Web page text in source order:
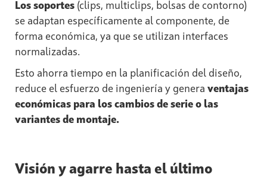
Los soportes (clips, multiclips, bolsas de contorno)
se adaptan específicamente al componente, de
forma económica, ya que se utilizan interfaces
normalizadas.
Esto ahorra tiempo en la planificación del diseño,
reduce el esfuerzo de ingeniería y genera ventajas
económicas para los cambios de serie o las
variantes de montaje.
‍Visión y agarre hasta el último